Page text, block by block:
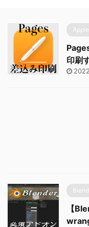
Apple
印刷
【